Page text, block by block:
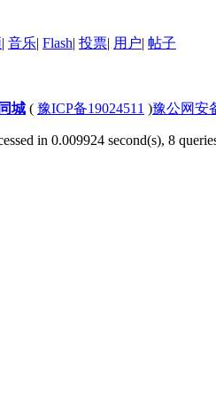
| 音乐| Flash| 投票| 用户| 帖子
城 ( 豫ICP备19024511 )豫公网安
in 0.009924 second(s), 8